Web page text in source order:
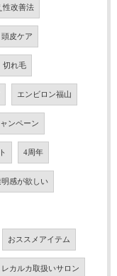
性改善法
頭皮ケア
切れ毛
エンビロン福山
ンペーン
4周年
明感が欲しい
おススメアイテム
レカルカ取扱いサロン